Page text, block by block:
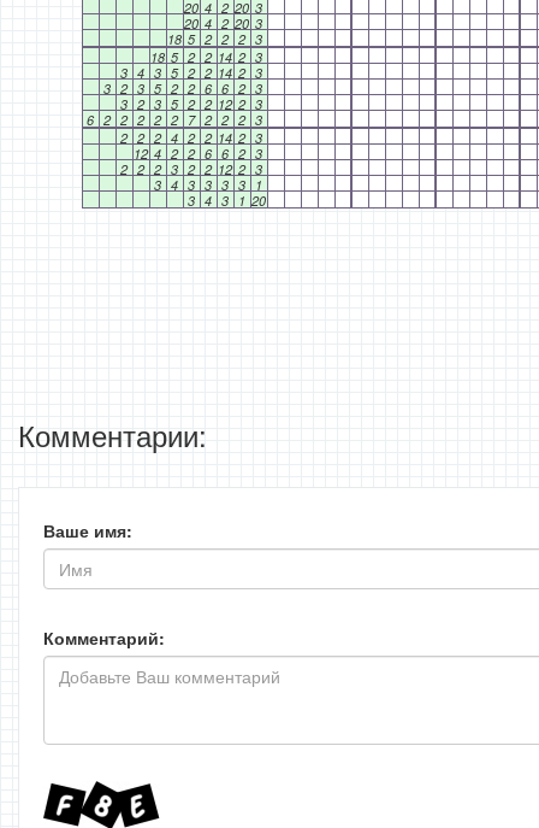
20 4 2 20 3
20 4 2 20 3
18 5 2 2 2 3
18 5 2 2 14 2 3
3 4 3 5 2 2 14 2 3
3 2 3 5 2 2 6 6 2 3
3 2 3 5 2 2 12 2 3
6 2 2 2 2 2 7 2 2 2 3
2 2 2 4 2 2 14 2 3
12 4 2 2 6 6 2 3
2 2 2 3 2 2 12 2 3
3 4 3 3 3 3
1
3 4 3 1 20
Комментарии:
Ваше имя:
Комментарий: